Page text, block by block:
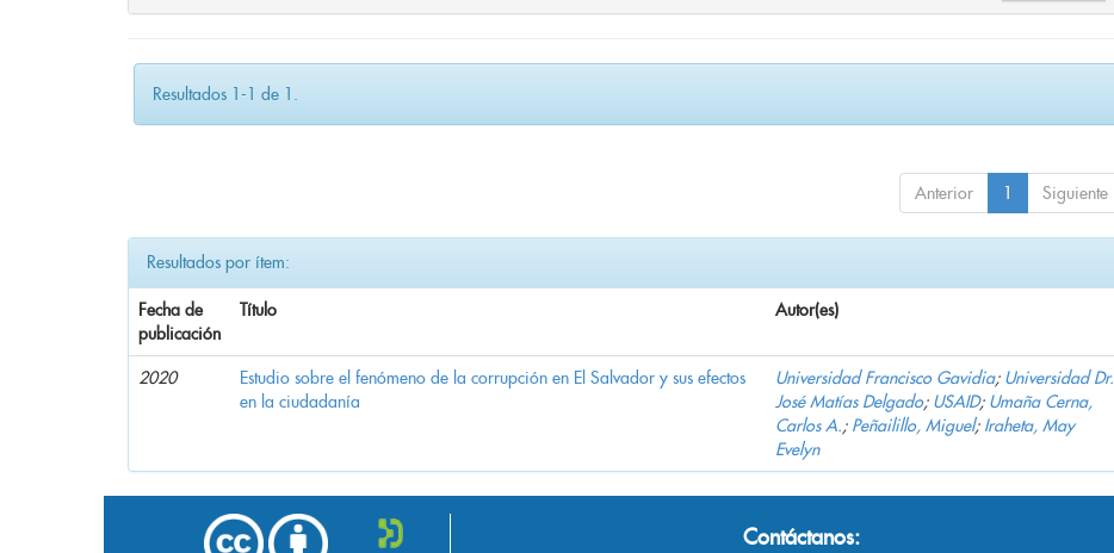
Resultados 1-1 de 1.
Anterior 1 Siguiente
Resultados por ítem:
Fecha de
publicación
Título Autor(es)
2020
Estudio sobre el fenómeno de la corrupción en El Salvador y sus efectos
en la ciudadanía
Universidad Francisco Gavidia; Universidad Dr.
José Matías Delgado; USAID; Umaña Cerna,
Carlos A.; Peñailillo, Miguel; Iraheta, May
Evelyn
Contáctanos: